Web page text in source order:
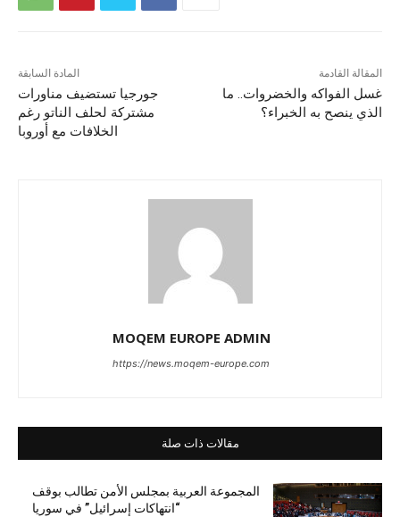
المادة السابقة
جورجيا تستضيف مناورات
مشتركة لحلف الناتو رغم
الخلافات مع أوروبا
المقالة القادمة
غسل الفواكه والخضروات.. ما
الذي ينصح به الخبراء؟
MOQEM EUROPE ADMIN
https://news.moqem-europe.com
مقالات ذات صلة
المجموعة العربية بمجلس الأمن تطالب بوقف
“انتهاكات إسرائيل” في سوريا